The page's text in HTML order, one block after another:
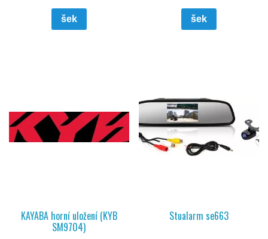
šek šek
KAYABA horní uložení (KYB
SM9704)
Stualarm se663